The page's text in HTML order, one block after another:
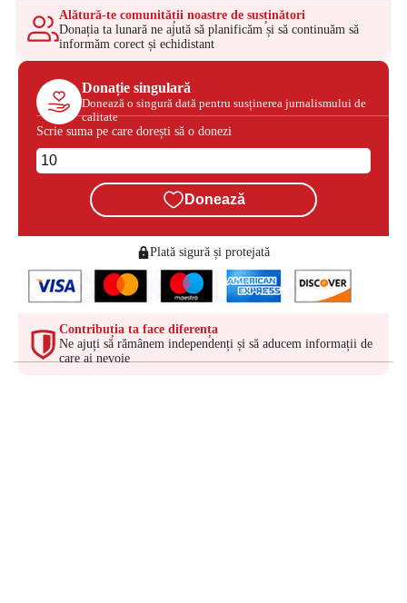
Alătură-te comunității noastre de susținători
Donația ta lunară ne ajută să planificăm și să continuăm să
informăm corect și echidistant
Donație singulară
Donează o singură dată pentru susținerea jurnalismului de
calitate
Scrie suma pe care dorești să o donezi
Donează
Plată sigură și protejată
Contribuția ta face diferența
Ne ajuți să rămânem independenți și să aducem informații de
care ai nevoie